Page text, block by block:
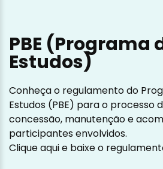
PBE (Programa
Estudos)
Conheça o regulamento do
Estudos (PBE) para o processo
concessão, manutenção e
participantes envolvidos.
Clique aqui e baixe o